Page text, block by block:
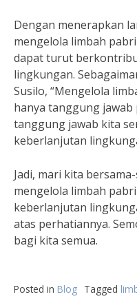
Dengan menerapkan
mengelola limbah
dapat turut
lingkungan.
Susilo, “Mengelola
hanya tanggung
tanggung jawab kita
keberlanjutan
Jadi, mari kita
mengelola limbah
keberlanjutan
atas perhatiannya.
bagi kita semua.
Posted in Blog Tagged